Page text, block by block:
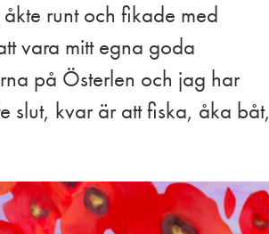
runt och fikade med
vara mitt egna goda
på Österlen och jag har
slut, kvar är att fiska, åka båt,